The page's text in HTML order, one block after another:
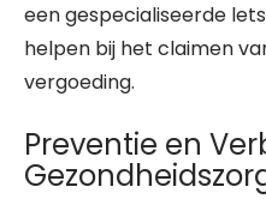
een gespecialiseerde
helpen bij het claimen
vergoeding.
Preventie en